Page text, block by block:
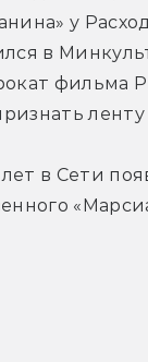
у
в
фильма
в Сети